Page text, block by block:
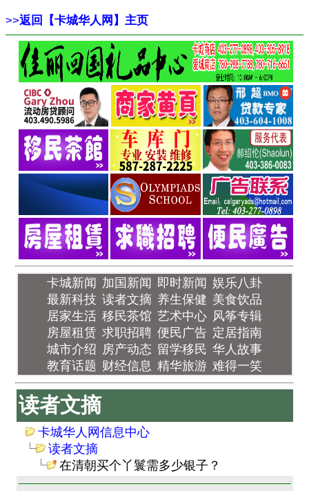
>>返回【卡城华人网】主页
卡城新闻 加国新闻 即时新闻 娱乐八卦
最新科技 读者文摘 养生保健 美食饮品
居家生活 移民茶馆 艺术中心 风筝专辑
房屋租赁 求职招聘 便民广告 定居指南
城市介绍 房产动态 留学移民 华人故事
教育话题 财经信息 精华旅游 难得一笑
读者文摘
卡城华人网信息中心
读者文摘
在清朝买个丫鬟需多少银子？